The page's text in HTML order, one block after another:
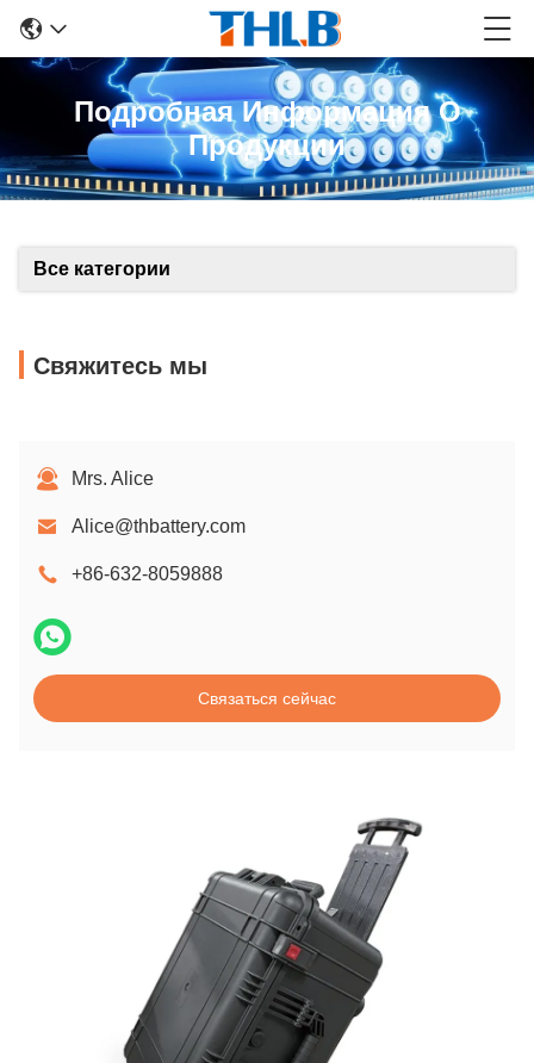
Подробная Информация О
Продукции
Все категории
Свяжитесь мы
Mrs. Alice
Alice@thbattery.com
+86-632-8059888
Связаться сейчас